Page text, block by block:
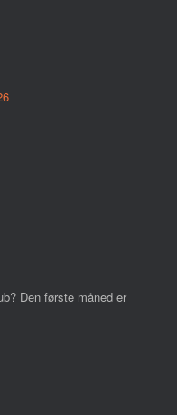
Den første måned er